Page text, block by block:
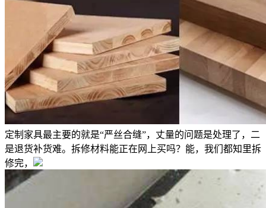
定制家具最主要的就是“严丝合缝”，丈量的问题是处理了，二
是退货补货难。拆修材料能正在网上买吗？能，我们都知里拆
修完，